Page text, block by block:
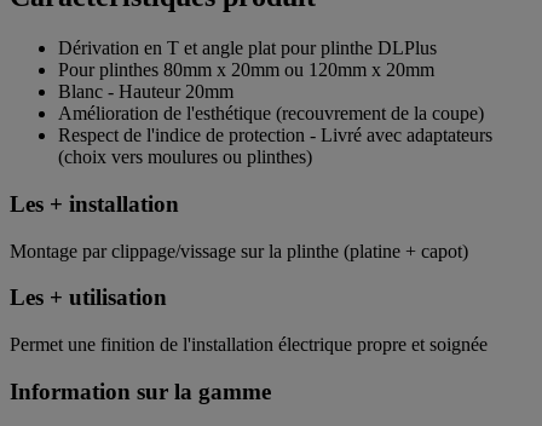
Dérivation en T et angle plat pour plinthe DLPlus
Pour plinthes 80mm x 20mm ou 120mm x 20mm
Blanc - Hauteur 20mm
Amélioration de l'esthétique (recouvrement de la coupe)
Respect de l'indice de protection - Livré avec adaptateurs
(choix vers moulures ou plinthes)
Les + installation
Montage par clippage/vissage sur la plinthe (platine + capot)
Les + utilisation
Permet une finition de l'installation électrique propre et soignée
Information sur la gamme